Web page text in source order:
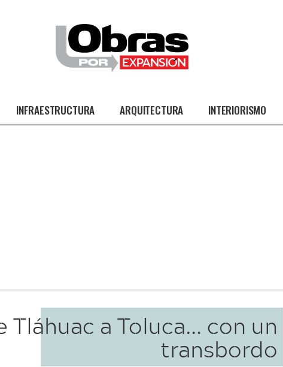
INFRAESTRUCTURA ARQUITECTURA INTERIORISMO
Tláhuac a Toluca... con un
transbordo